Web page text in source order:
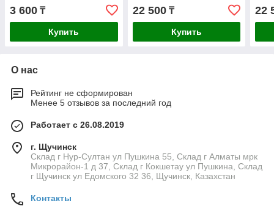
3 600 ₸
Купить
22 500₸
Купить
22
О нас
Рейтинг не сформирован
Менее 5 отзывов за последний год
Работает с 26.08.2019
г. Щучинск
Склад г Нур-Султан ул Пушкина 55, Склад г Алматы мрк
Микрорайон-1 д 37, Склад г Кокшетау ул Пушкина, Склад
г Щучинск ул Едомского 32 36, Щучинск, Казахстан
Контакты